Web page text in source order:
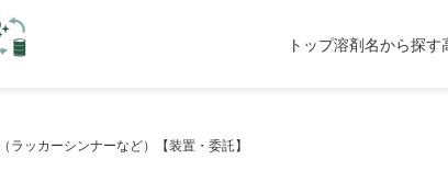
トップ溶剤名から探す
ラッカーシンナーなど）【装置・委託】